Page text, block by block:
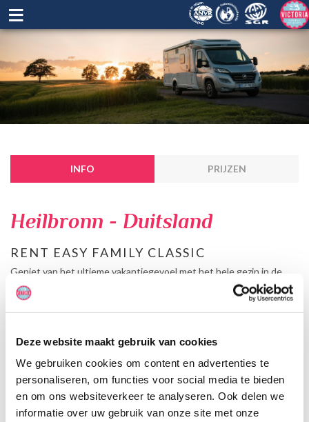
Deze website maakt gebruik van cookies
We gebruiken cookies om content en advertenties te
personaliseren, om functies voor social media te bieden
en om ons websiteverkeer te analyseren. Ook delen we
informatie over uw gebruik van onze site met onze
≡
INFO PRIJZEN
Heilbronn - Duitsland
RENT EASY FAMILY CLASSIC
Geniet van het ultieme vakantiegevoel met het hele gezin in de
Family Classic camper. De camper is standaard uitgerust met een
navigatiesysteem, achteruitrijcamera en bevat zelfs een satelliet
tv.